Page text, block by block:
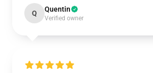
Q Quentin
Verified owner